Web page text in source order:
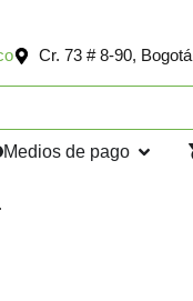
Cr. 73 # 8-90, Bogotá
Medios de pago